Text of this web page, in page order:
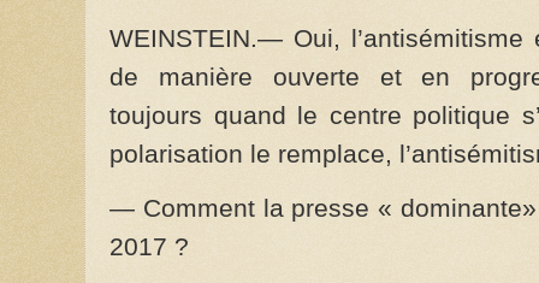
WEINSTEIN.— Oui,
de manière ouverte et en
toujours quand le centre politique
polarisation le remplace,
— Comment la presse «
2017 ?